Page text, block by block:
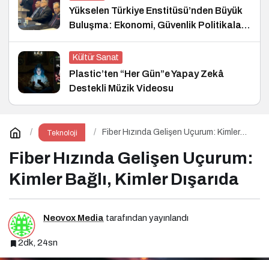
Yükselen Türkiye Enstitüsü’nden Büyük
Buluşma: Ekonomi, Güvenlik Politikaları
ve Hukuk Konferansı
Kültür Sanat
Plastic’ten “Her Gün”e Yapay Zekâ
Destekli Müzik Videosu
Teknoloji
Fiber Hızında Gelişen Uçurum: Kimler
Fiber Hızında Gelişen Uçurum:
Kimler Bağlı, Kimler Dışarıda
Neovox Media tarafından yayınlandı
2dk, 24sn